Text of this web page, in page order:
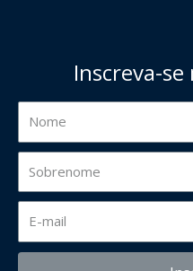
Inscreva-